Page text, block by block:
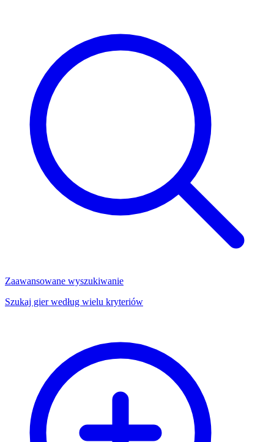
Zaawansowane wyszukiwanie
Szukaj gier według wielu kryteriów